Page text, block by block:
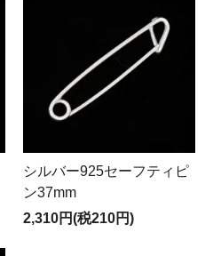
シルバー925セーフティピ
ン37mm
2,310円(税210円)